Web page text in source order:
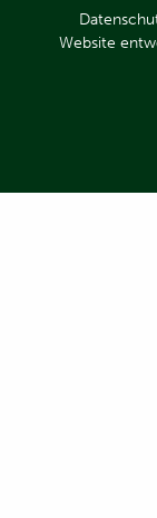
Website